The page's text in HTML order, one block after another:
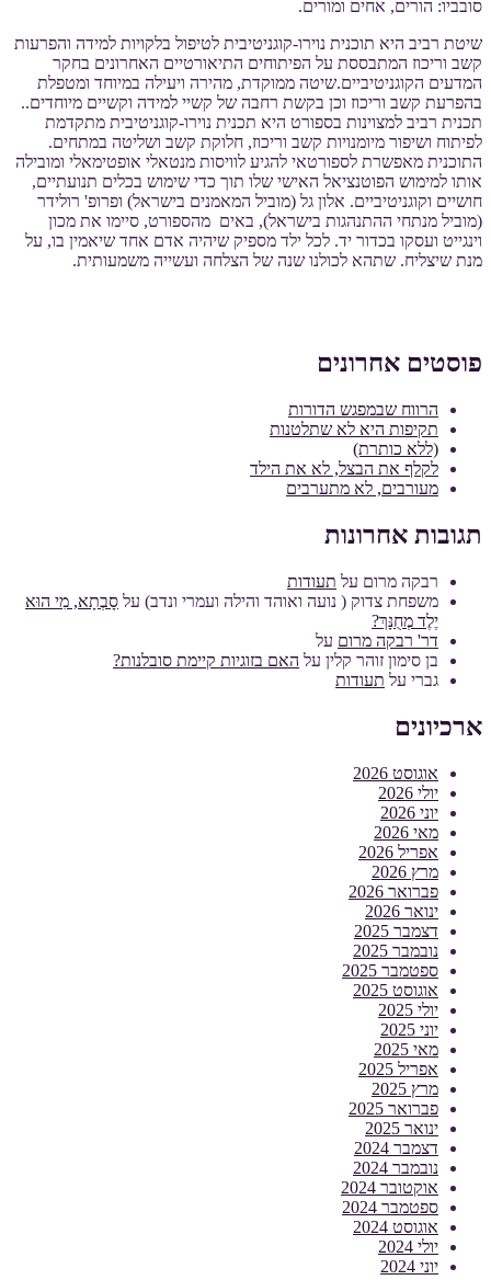
סובביו: הורים, אחים ומורים.
שיטת רביב היא תוכנית נוירו-קוגניטיבית לטיפול בלקויות למידה והפרעות
קשב וריכוז המתבססת על הפיתוחים התיאורטיים האחרונים בחקר
המדעים הקוגניטיביים.שיטה ממוקדת, מהירה ויעילה במיוחד ומטפלת
בהפרעת קשב וריכוז וכן בקשת רחבה של קשיי למידה וקשיים מיוחדים..
תכנית רביב למצוינות בספורט היא תכנית נוירו-קוגניטיבית מתקדמת
לפיתוח ושיפור מיומנויות קשב וריכוז, חלוקת קשב ושליטה במתחים.
התוכנית מאפשרת לספורטאי להגיע לוויסות מנטאלי אופטימאלי ומובילה
אותו למימוש הפוטנציאל האישי שלו תוך כדי שימוש בכלים תנועתיים,
חושיים וקוגניטיביים. אלון גל (מוביל המאמנים בישראל) ופרופ' רולידר
(מוביל מנתחי ההתנהגות בישראל), באים מהספורט, סיימו את מכון
וינגייט ועסקו בכדור יד. לכל ילד מספיק שיהיה אדם אחד שיאמין בו, על
מנת שיצליח. שתהא לכולנו שנה של הצלחה ועשייה משמעותית.
פוסטים אחרונים
הרווח שבמפגש הדורות
תקיפות היא לא שתלטנות
(ללא כותרת)
לקלף את הבצל, לא את הילד
מעורבים, לא מתערבים
תגובות אחרונות
רבקה מרום על תעודות
משפחת צדוק ( נועה ואוהד והילה ועמרי ונדב) על סָבְתָא, מִי הוּא
יֶלֶד מְחֻנָּךְ?
דר' רבקה מרום על
בן סימון זוהר קלין על האם בזוגיות קיימת סובלנות?
גברי על תעודות
ארכיונים
אוגוסט 2026
יולי 2026
יוני 2026
מאי 2026
אפריל 2026
מרץ 2026
פברואר 2026
ינואר 2026
דצמבר 2025
נובמבר 2025
ספטמבר 2025
אוגוסט 2025
יולי 2025
יוני 2025
מאי 2025
אפריל 2025
מרץ 2025
פברואר 2025
ינואר 2025
דצמבר 2024
נובמבר 2024
אוקטובר 2024
ספטמבר 2024
אוגוסט 2024
יולי 2024
יוני 2024